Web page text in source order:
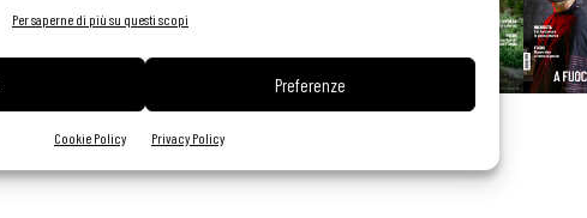
Per saperne di più su questi scopi
Preferenze
Cookie Policy Privacy Policy